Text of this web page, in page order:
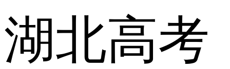
湖北高考